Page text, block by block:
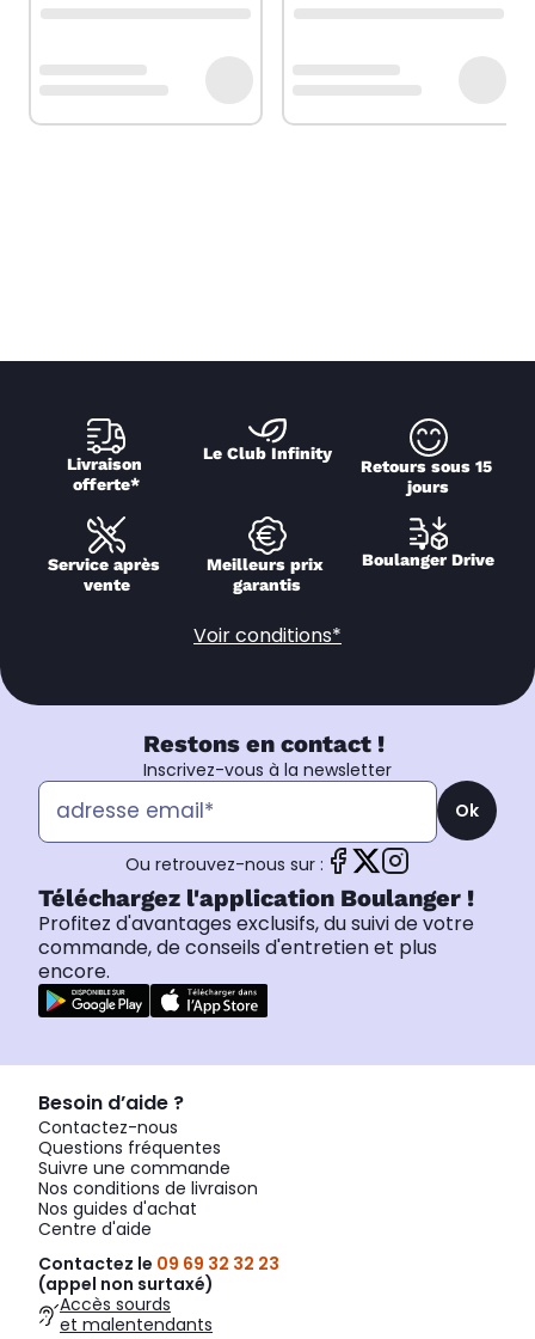
Livraison
offerte*
Le Club Infinity
Retours sous 15
jours
Service après
vente
Meilleurs prix
garantis
Boulanger Drive
Voir conditions*
Restons en contact !
Inscrivez-vous à la newsletter
Ok
Ou retrouvez-nous sur :
Téléchargez l'application Boulanger !
Profitez d'avantages exclusifs, du suivi de votre
commande, de conseils d'entretien et plus
encore.
Besoin d’aide ?
Contactez-nous
Questions fréquentes
Suivre une commande
Nos conditions de livraison
Nos guides d'achat
Centre d'aide
Contactez le 09 69 32 32 23
(appel non surtaxé)
Accès sourds
et malentendants